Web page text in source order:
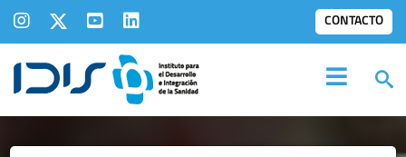
CONTACTO